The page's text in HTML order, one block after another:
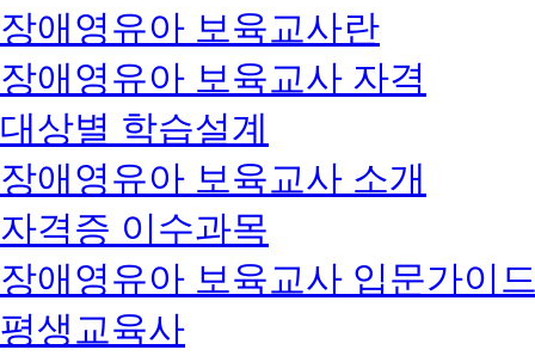
장애영유아 보육교사란
장애영유아 보육교사 자격
대상별 학습설계
장애영유아 보육교사 소개
자격증 이수과목
장애영유아 보육교사 입문가이
평생교육사